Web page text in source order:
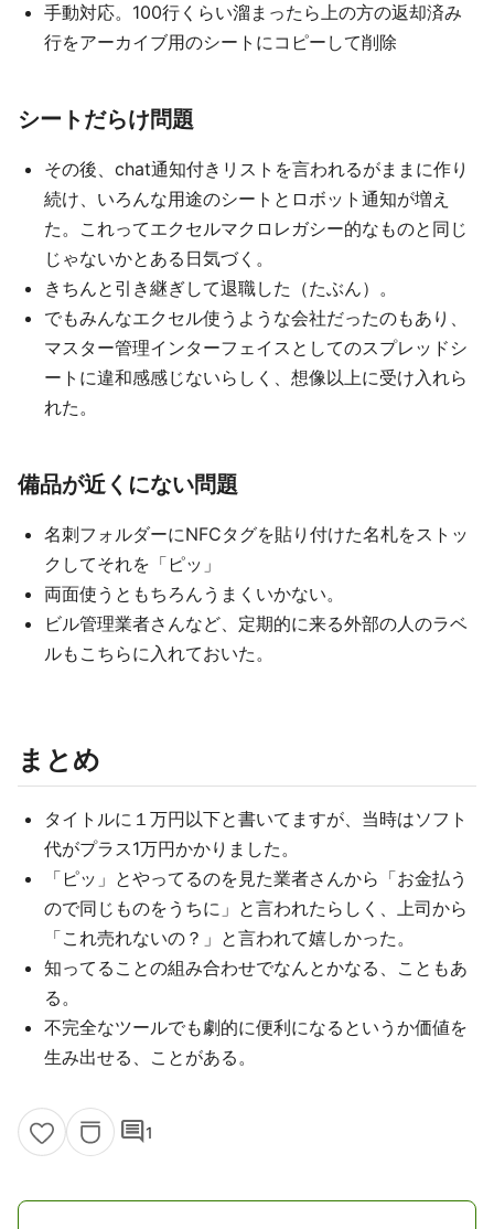
手動対応。100行くらい溜まったら上の方の返却済み
行をアーカイブ用のシートにコピーして削除
シートだらけ問題
その後、chat通知付きリストを言われるがままに作り
続け、いろんな用途のシートとロボット通知が増え
た。これってエクセルマクロレガシー的なものと同じ
じゃないかとある日気づく。
きちんと引き継ぎして退職した（たぶん）。
でもみんなエクセル使うような会社だったのもあり、
マスター管理インターフェイスとしてのスプレッドシ
ートに違和感感じないらしく、想像以上に受け入れら
れた。
備品が近くにない問題
名刺フォルダーにNFCタグを貼り付けた名札をストッ
クしてそれを「ピッ」
両面使うともちろんうまくいかない。
ビル管理業者さんなど、定期的に来る外部の人のラベ
ルもこちらに入れておいた。
まとめ
タイトルに１万円以下と書いてますが、当時はソフト
代がプラス1万円かかりました。
「ピッ」とやってるのを見た業者さんから「お金払う
ので同じものをうちに」と言われたらしく、上司から
「これ売れないの？」と言われて嬉しかった。
知ってることの組み合わせでなんとかなる、こともあ
る。
不完全なツールでも劇的に便利になるというか価値を
生み出せる、ことがある。
comment1